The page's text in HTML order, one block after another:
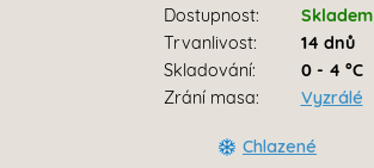
Dostupnost:
Skladem
Trvanlivost:
14 dnů
Skladování:
0 - 4 °C
Zrání masa:
Vyzrálé
Chlazené